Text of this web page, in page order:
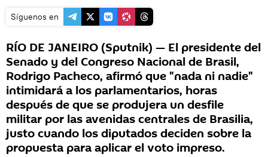
Síguenos en
RÍO DE JANEIRO (Sputnik) — El presidente del
Senado y del Congreso Nacional de Brasil,
Rodrigo Pacheco, afirmó que "nada ni nadie"
intimidará a los parlamentarios, horas
después de que se produjera un desfile
militar por las avenidas centrales de Brasilia,
justo cuando los diputados deciden sobre la
propuesta para aplicar el voto impreso.